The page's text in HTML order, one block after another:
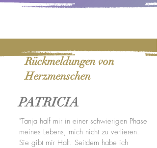
Rückmeldungen von
Herzmenschen
PATRICIA
"Tanja half mir in einer schwierigen Phase
meines Lebens, mich nicht zu verlieren.
Sie gibt mir Halt. Seitdem habe ich